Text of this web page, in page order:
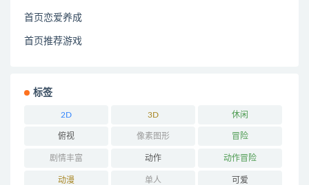
首页恋爱养成
首页推荐游戏
标签
2D 3D 休闲
俯视 像素图形 冒险
剧情丰富 动作 动作冒险
动漫 单人 可爱